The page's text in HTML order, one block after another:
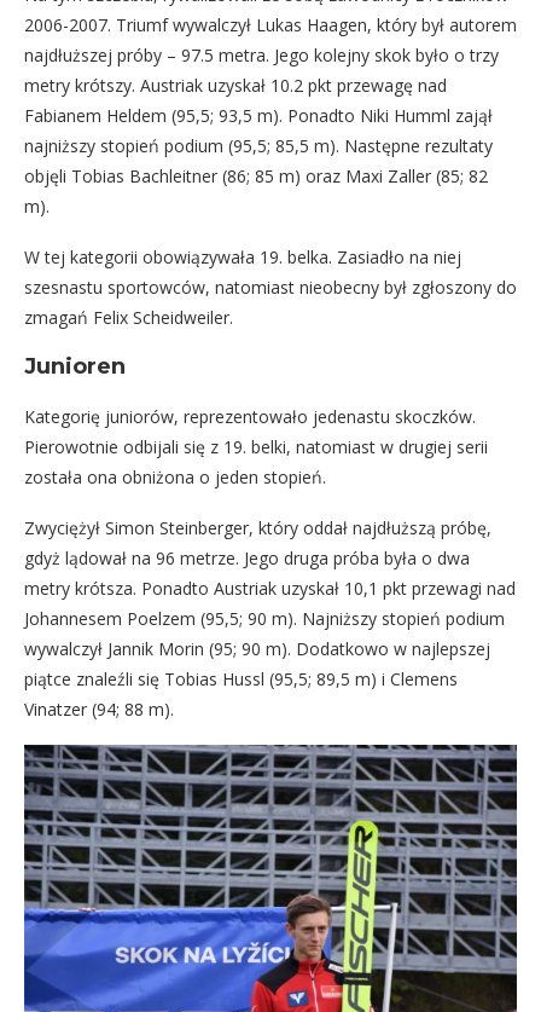
2006-2007. Triumf wywalczył Lukas Haagen, który był autorem
najdłuższej próby – 97.5 metra. Jego kolejny skok było o trzy
metry krótszy. Austriak uzyskał 10.2 pkt przewagę nad
Fabianem Heldem (95,5; 93,5 m). Ponadto Niki Humml zajął
najniższy stopień podium (95,5; 85,5 m). Następne rezultaty
objęli Tobias Bachleitner (86; 85 m) oraz Maxi Zaller (85; 82
m).
W tej kategorii obowiązywała 19. belka. Zasiadło na niej
szesnastu sportowców, natomiast nieobecny był zgłoszony do
zmagań Felix Scheidweiler.
Junioren
Kategorię juniorów, reprezentowało jedenastu skoczków.
Pierowotnie odbijali się z 19. belki, natomiast w drugiej serii
została ona obniżona o jeden stopień.
Zwyciężył Simon Steinberger, który oddał najdłuższą próbę,
gdyż lądował na 96 metrze. Jego druga próba była o dwa
metry krótsza. Ponadto Austriak uzyskał 10,1 pkt przewagi nad
Johannesem Poelzem (95,5; 90 m). Najniższy stopień podium
wywalczył Jannik Morin (95; 90 m). Dodatkowo w najlepszej
piątce znaleźli się Tobias Hussl (95,5; 89,5 m) i Clemens
Vinatzer (94; 88 m).